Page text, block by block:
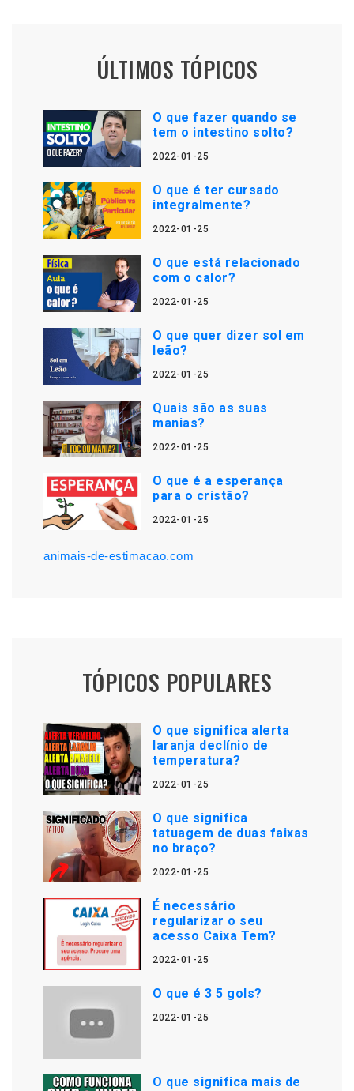
ÚLTIMOS TÓPICOS
O que fazer quando se
tem o intestino solto?
2022-01-25
O que é ter cursado
integralmente?
2022-01-25
O que está relacionado
com o calor?
2022-01-25
O que quer dizer sol em
leão?
2022-01-25
Quais são as suas
manias?
2022-01-25
O que é a esperança
para o cristão?
2022-01-25
animais-de-estimacao.com
TÓPICOS POPULARES
O que significa alerta
laranja declínio de
temperatura?
2022-01-25
O que significa
tatuagem de duas faixas
no braço?
2022-01-25
É necessário
regularizar o seu
acesso Caixa Tem?
2022-01-25
O que é 3 5 gols?
2022-01-25
O que significa mais de